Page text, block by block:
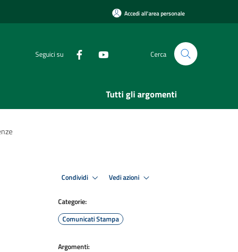
Accedi all'area personale
Seguici su Cerca
Tutti gli argomenti
Condividi Vedi azioni
Categorie:
Comunicati Stampa
Argomenti: